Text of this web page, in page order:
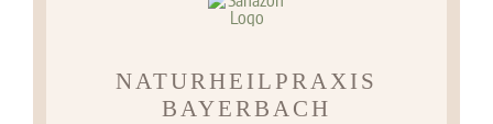
NATURHEILPRAXIS
BAYERBACH